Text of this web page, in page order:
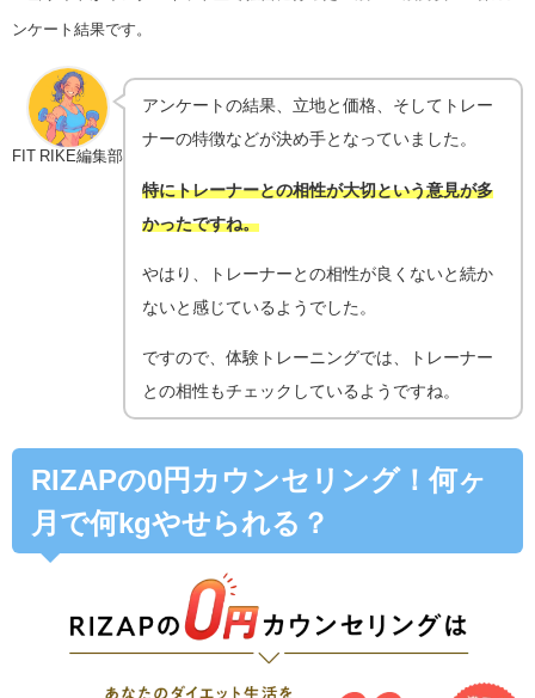
ンケート結果です。
FIT RIKE編集部
アンケートの結果、立地と価格、そしてトレー
ナーの特徴などが決め手となっていました。
特にトレーナーとの相性が大切という意見が多
かったですね。
やはり、トレーナーとの相性が良くないと続か
ないと感じているようでした。
ですので、体験トレーニングでは、トレーナー
との相性もチェックしているようですね。
RIZAPの0円カウンセリング！何ヶ
月で何kgやせられる？